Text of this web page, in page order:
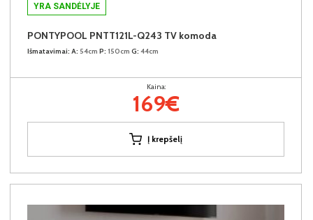
YRA SANDĖLYJE
PONTYPOOL PNTT121L-Q243 TV komoda
Išmatavimai: A: 54cm P: 150cm G: 44cm
Kaina:
169€
Į krepšelį